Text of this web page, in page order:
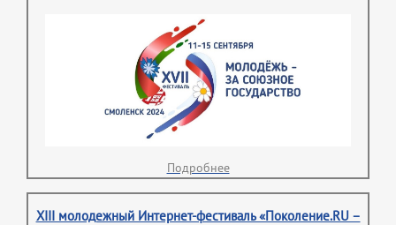
Подробнее
XIII молодежный Интернет-фестиваль «Поколение.RU –